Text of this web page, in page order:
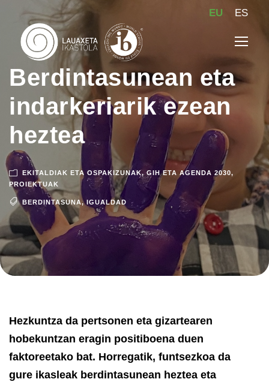
EU ES
Berdintasunean eta
indarkeriarik ezean
heztea
EKITALDIAK ETA OSPAKIZUNAK, GIH ETA AGENDA 2030,
PROIEKTUAK
BERDINTASUNA, IGUALDAD
Hezkuntza da pertsonen eta gizartearen
hobekuntzan eragin positiboena duen
faktoreetako bat. Horregatik, funtsezkoa da
gure ikasleak berdintasunean heztea eta